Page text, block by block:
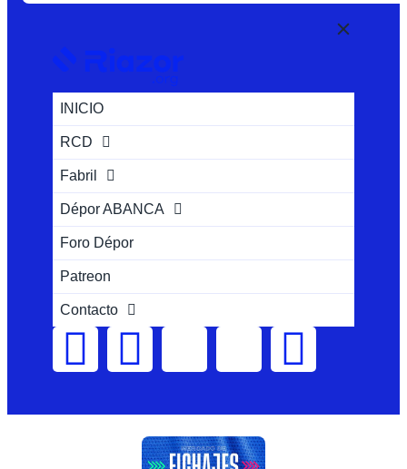
INICIO
RCD
Fabril
Dépor ABANCA
Foro Dépor
Patreon
Contacto